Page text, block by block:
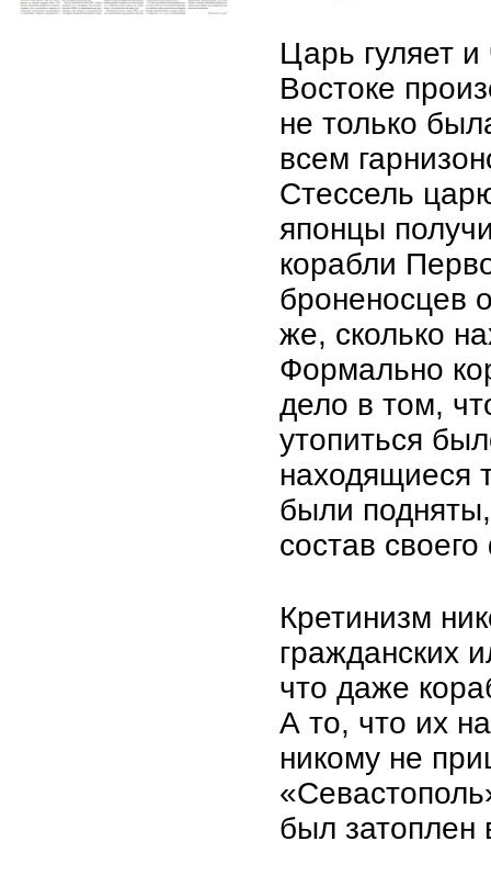
Царь гуляет
Востоке
не только
всем
Стессель
японцы
корабли
броненосцев
же, сколько
Формально
дело в том,
утопиться
находящиеся
были
состав
Кретинизм
гражданских
что даже
А то, что их
никому не
был затоплен